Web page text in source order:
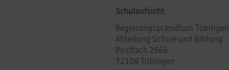
Schulaufsicht
Regierungspräsidium Tübingen
Abteilung Schule und Bildung
Postfach 2666
72106 Tübingen